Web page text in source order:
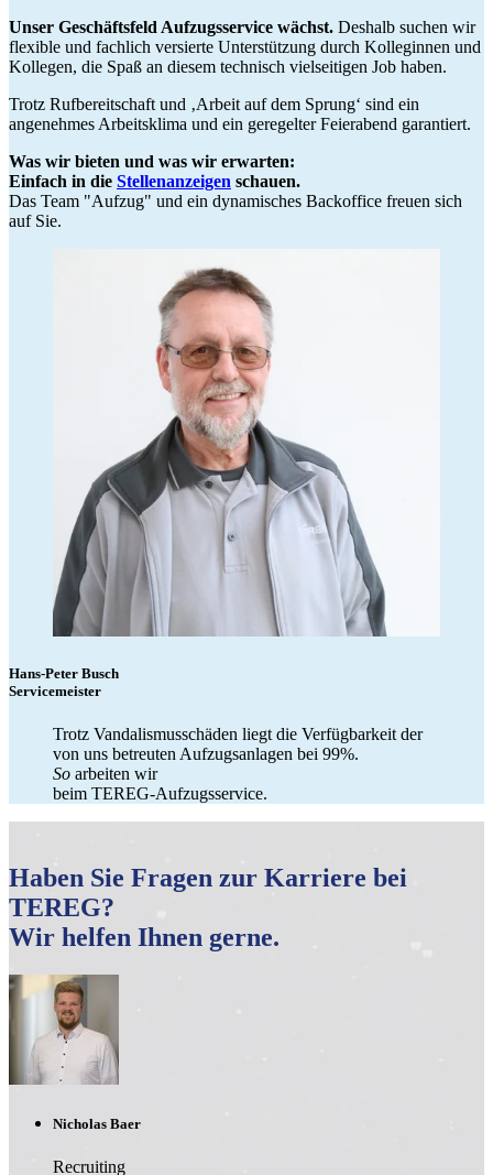
Unser Geschäftsfeld Aufzugsservice wächst. Deshalb suchen wir
flexible und fachlich versierte Unterstützung durch Kolleginnen und
Kollegen, die Spaß an diesem technisch vielseitigen Job haben.
Trotz Rufbereitschaft und ‚Arbeit auf dem Sprung‘ sind ein
angenehmes Arbeitsklima und ein geregelter Feierabend garantiert.
Was wir bieten und was wir erwarten:
Einfach in die Stellenanzeigen schauen.
Das Team "Aufzug" und ein dynamisches Backoffice freuen sich
auf Sie.
Hans-Peter Busch
Servicemeister
Trotz Vandalismusschäden liegt die Verfügbarkeit der
von uns betreuten Aufzugsanlagen bei 99%.
So arbeiten wir
beim TEREG-Aufzugsservice.
Haben Sie Fragen zur Karriere bei
TEREG?
Wir helfen Ihnen gerne.
Nicholas Baer
Recruiting